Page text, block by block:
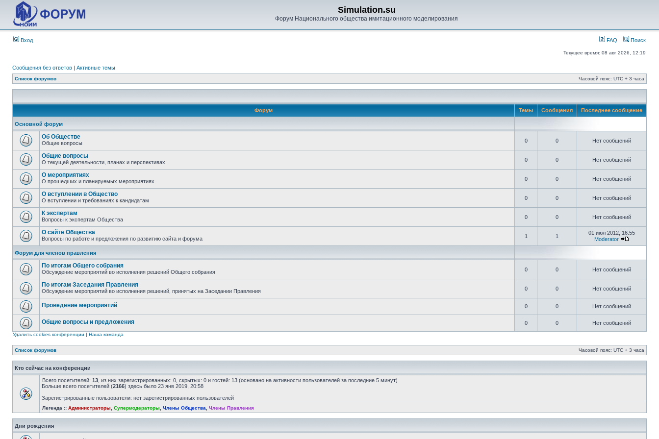
Simulation.su
Форум Национального общества имитационного моделирования
Вход FAQ Поиск
Текущее время: 08 авг 2026, 12:19
Сообщения без ответов | Активные темы
Список форумов Часовой пояс: UTC + 3 часа
Форум Темы Сообщения Последнее сообщение
Основной форум
Об Обществе
Общие вопросы 0 0 Нет сообщений
Общие вопросы
О текущей деятельности, планах и перспективах 0 0 Нет сообщений
О мероприятиях
О прошедших и планируемых мероприятиях 0 0 Нет сообщений
О вступлении в Общество
О вступлении и требованиях к кандидатам 0 0 Нет сообщений
К экспертам
Вопросы к экспертам Общества 0 0 Нет сообщений
О сайте Общества
Вопросы по работе и предложения по развитию сайта и форума 1 1
01 июл 2012, 16:55
Moderator
Форум для членов правления
По итогам Общего собрания
Обсуждение мероприятий во исполнения решений Общего собрания 0 0 Нет сообщений
По итогам Заседания Правления
Обсуждение мероприятий во исполнения решений, принятых на Заседании Правления 0 0 Нет сообщений
Проведение мероприятий 0 0 Нет сообщений
Общие вопросы и предложения 0 0 Нет сообщений
Удалить cookies конференции | Наша команда
Список форумов Часовой пояс: UTC + 3 часа
Кто сейчас на конференции
Всего посетителей: 13 , из них зарегистрированных: 0, скрытых: 0 и гостей: 13 (основано на активности пользователей за последние 5 минут)
Больше всего посетителей (2166) здесь было 23 янв 2019, 20:58
Зарегистрированные пользователи: нет зарегистрированных пользователей
Легенда :: Администраторы Супермодераторы Члены Общества Члены Правления
Дни рождения